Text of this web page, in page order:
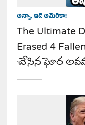
అన్నా, ఇది అమెరికా!
The Ultimate
Erased 4
చేసిన ఘోర